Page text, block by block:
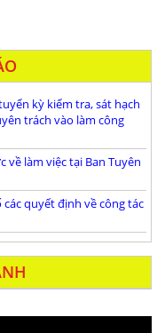
kỳ kiểm tra, sát hạch
trách vào làm công
về làm việc tại Ban Tuyên
quyết định về công tác